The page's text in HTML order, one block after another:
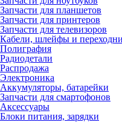
Запчасти для планшетов
Запчасти для принтеров
Запчасти для телевизоров
Кабели, шлейфы и
Полиграфия
Радиодетали
Распродажа
Электроника
Аккумуляторы, батарейки
Запчасти для смартофонов
Аксессуары
Блоки питания, зарядки